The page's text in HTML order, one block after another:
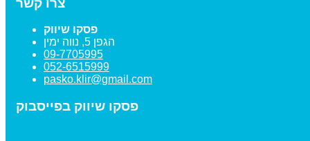
פסקו שיווק
הגפן 5, נווה ימין
09-7705995
052-6515999
pasko.klir@gmail.com
פסקו שיווק בפייסבוק